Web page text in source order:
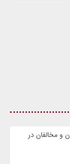
و مخالفان در